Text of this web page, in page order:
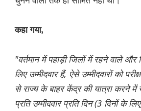
कहा गया,
"वर्तमान में पहाड़ी जिलों में रहने वाले और
लिए उम्मीदवार हैं, ऐसे उम्मीदवारों को
से राज्य के बाहर केंद्र की यात्रा करने में
प्रति उम्मीदवार प्रति दिन (3 दिनों के